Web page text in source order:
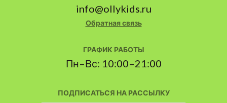
ПОДПИСАТЬСЯ НА РАССЫЛКУ
info@ollykids.ru
Обратная связь
ГРАФИК РАБОТЫ
Пн–Вс: 10:00–21:00